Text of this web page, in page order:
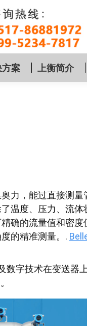
案 上衡简介
力，能过直接测量
温度、压力、流体
确的流量值和密度
的精准测量。.
字技术在变送器